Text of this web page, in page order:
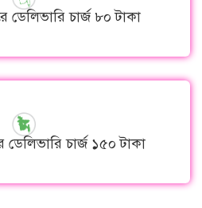
ডেলিভারি চার্জ ৮০ টাকা
ডেলিভারি চার্জ ১৫০ টাকা